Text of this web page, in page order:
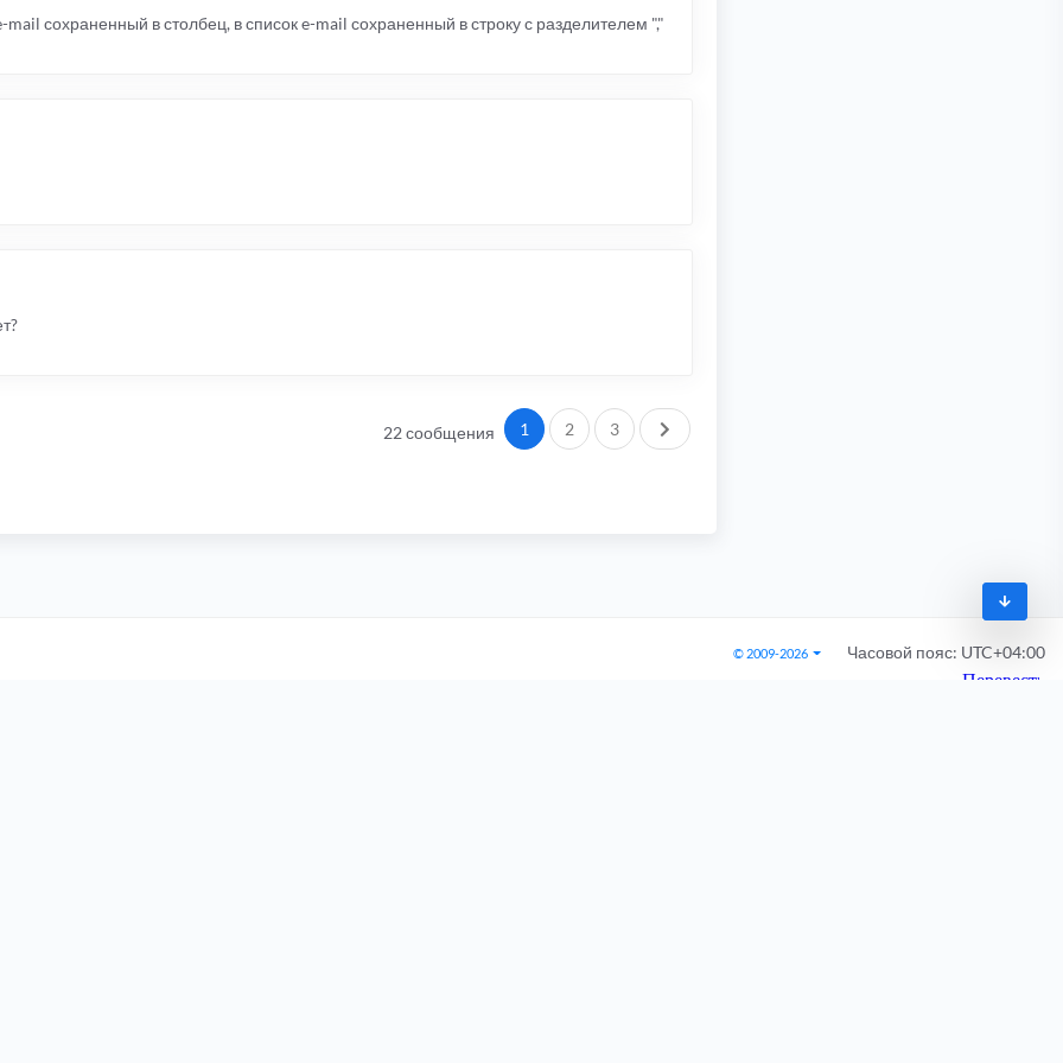
mail сохраненный в столбец, в список e-mail сохраненный в строку с разделителем ","
22 сообщения 1 2 3 След.
© 2009-2026 Часовой пояс: UTC+04:00